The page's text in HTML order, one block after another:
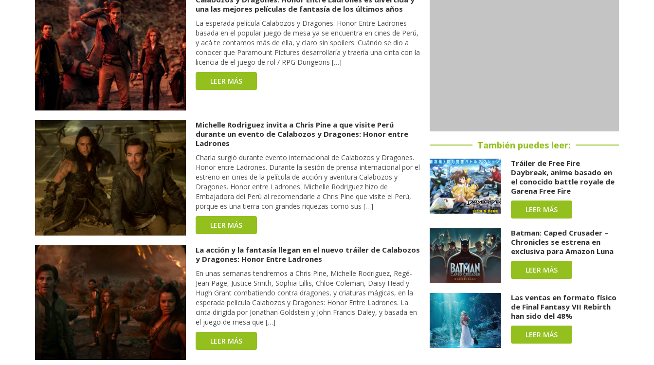
una las mejores películas de fantasía de los últimos años
La esperada película Calabozos y Dragones: Honor Entre Ladrones
basada en el popular juego de mesa ya se encuentra en cines de Perú,
y acá te contamos más de ella, y claro sin spoilers. Cuándo se dio a
conocer que Paramount Pictures desarrollaría y traería una cinta con la
licencia de el juego de rol / RPG Dungeons […]
LEER MÁS
Michelle Rodriguez invita a Chris Pine a que visite Perú
durante un evento de Calabozos y Dragones: Honor entre
Ladrones
Charla surgió durante evento internacional de Calabozos y Dragones.
Honor entre Ladrones. Durante la sesión de prensa internacional por el
estreno en cines de la película de acción y aventura Calabozos y
Dragones. Honor entre Ladrones. Michelle Rodriguez hizo de
Embajadora del Perú al recomendarle a Chris Pine que visite el Perú,
porque es una tierra con grandes riquezas como sus […]
LEER MÁS
La acción y la fantasía llegan en el nuevo tráiler de Calabozos
y Dragones: Honor Entre Ladrones
En unas semanas tendremos a Chris Pine, Michelle Rodriguez, Regé-
Jean Page, Justice Smith, Sophia Lillis, Chloe Coleman, Daisy Head y
Hugh Grant combatiendo contra dragones, y criaturas mágicas, en la
esperada película Calabozos y Dragones: Honor Entre Ladrones. La
cinta dirigida por Jonathan Goldstein y John Francis Daley, y basada en
el juego de mesa que […]
LEER MÁS
También puedes leer:
Tráiler de Free Fire
Daybreak, anime basado en
el conocido battle royale de
Garena Free Fire
LEER MÁS
Batman: Caped Crusader –
Chronicles se estrena en
exclusiva para Amazon Luna
LEER MÁS
Las ventas en formato físico
de Final Fantasy VII Rebirth
han sido del 48%
LEER MÁS